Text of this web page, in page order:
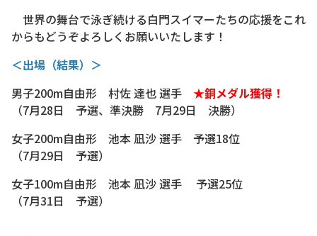
世界の舞台で泳ぎ続ける白門スイマーたちの応援をこれ
からもどうぞよろしくお願いいたします！
＜出場（結果）＞
男子200m自由形 村佐 達也 選手 ★銅メダル獲得！
（7月28日 予選、準決勝 7月29日 決勝）
女子200m自由形 池本 凪沙 選手 予選18位
（7月29日 予選）
女子100m自由形 池本 凪沙 選手 予選25位
（7月31日 予選）